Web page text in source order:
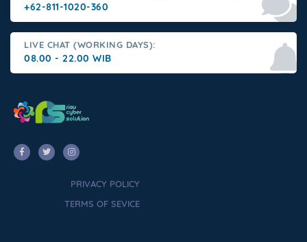
+62-811-1020-360
LIVE CHAT (WORKING DAYS):
08.00 - 22.00 WIB
PRIVACY POLICY
TERMS OF SEVICE